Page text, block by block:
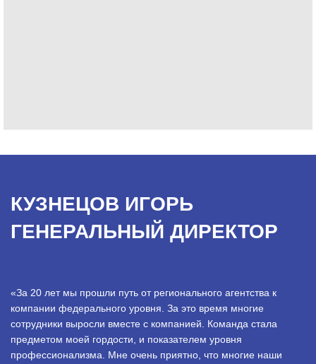
КУЗНЕЦОВ ИГОРЬ
ГЕНЕРАЛЬНЫЙ ДИРЕКТОР
«За 20 лет мы прошли путь от регионального агентства к
компании федерального уровня. За это время многие
сотрудники выросли вместе с компанией. Команда стала
предметом моей гордости, и показателем уровня
профессионализма. Мне очень приятно, что многие наши